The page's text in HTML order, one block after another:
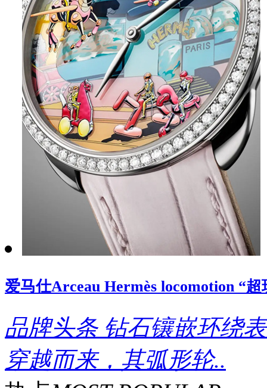
爱马仕Arceau Hermès locomotion “
品牌头条 钻石镶嵌环绕
穿越而来，其弧形轮..